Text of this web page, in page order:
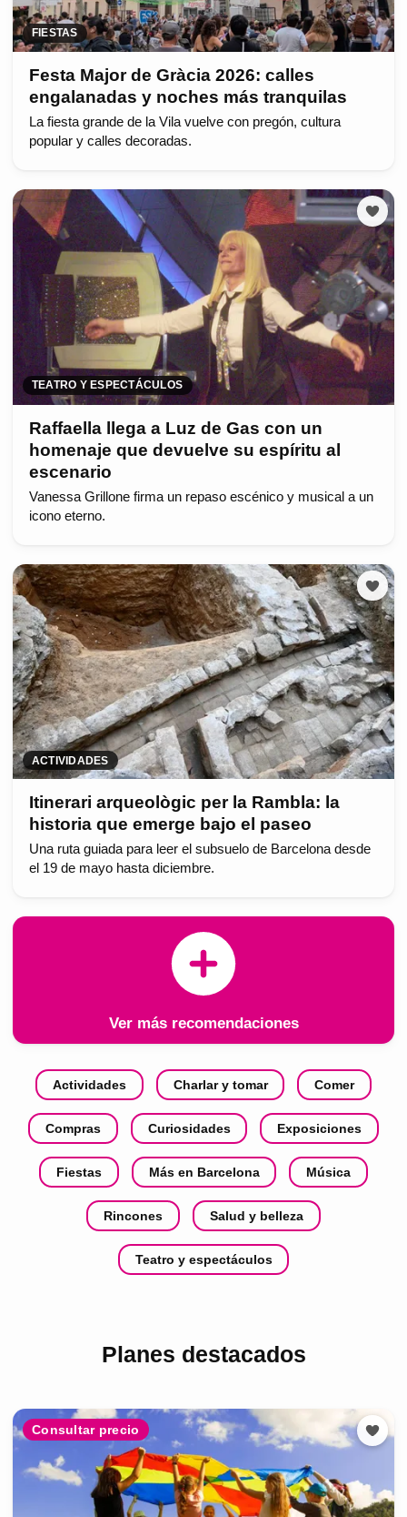
FIESTAS
Festa Major de Gràcia 2026: calles
engalanadas y noches más tranquilas
La fiesta grande de la Vila vuelve con pregón, cultura
popular y calles decoradas.
TEATRO Y ESPECTÁCULOS
Raffaella llega a Luz de Gas con un
homenaje que devuelve su espíritu al
escenario
Vanessa Grillone firma un repaso escénico y musical a un
icono eterno.
ACTIVIDADES
Itinerari arqueològic per la Rambla: la
historia que emerge bajo el paseo
Una ruta guiada para leer el subsuelo de Barcelona desde
el 19 de mayo hasta diciembre.
Ver más recomendaciones
Actividades Charlar y tomar Comer
Compras Curiosidades Exposiciones
Fiestas Más en Barcelona Música
Rincones Salud y belleza
Teatro y espectáculos
Planes destacados
Consultar precio